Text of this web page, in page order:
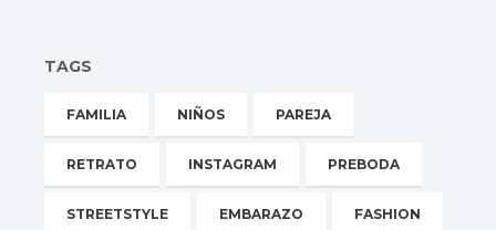
TAGS
FAMILIA NIÑOS PAREJA
RETRATO INSTAGRAM PREBODA
STREETSTYLE EMBARAZO FASHION